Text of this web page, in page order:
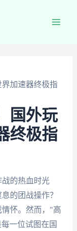
加速器终极指
国外玩
终极指
的热血时光
的团战操作？
怀。然而，"高
一位试图在国